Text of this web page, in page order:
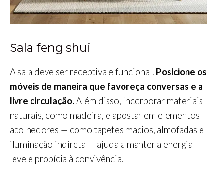
Sala feng shui
A sala deve ser receptiva e funcional. Posicione os
móveis de maneira que favoreça conversas e a
livre circulação.Além disso, incorporar materiais
naturais, como madeira, e apostar em elementos
acolhedores — como tapetes macios, almofadas e
iluminação indireta — ajuda a manter a energia
leve e propícia à convivência.